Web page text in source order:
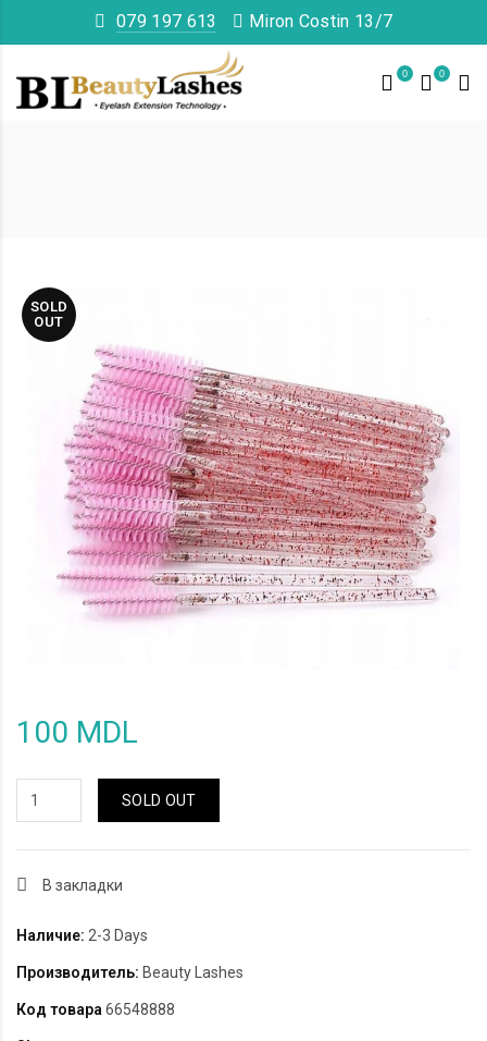
079 197 613 Miron Costin 13/7
0 0
SOLD
OUT
100 MDL
SOLD OUT
В закладки
Наличие: 2-3 Days
Производитель: Beauty Lashes
Код товара 66548888